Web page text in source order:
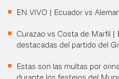
EN VIVO | Ecuador vs
Curazao vs Costa de Marfil |
destacadas del partido del
Estas son las multas por